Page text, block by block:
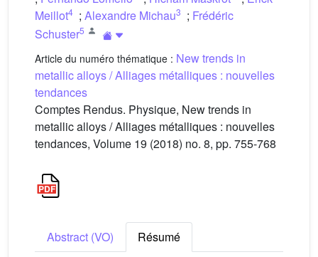
Meillot4 ; Alexandre Michau3 ; Frédéric
Schuster5
Article du numéro thématique : New trends in
metallic alloys / Alliages métalliques : nouvelles
tendances
Comptes Rendus. Physique, New trends in
metallic alloys / Alliages métalliques : nouvelles
tendances, Volume 19 (2018) no. 8, pp. 755-768
Abstract (VO)
Résumé